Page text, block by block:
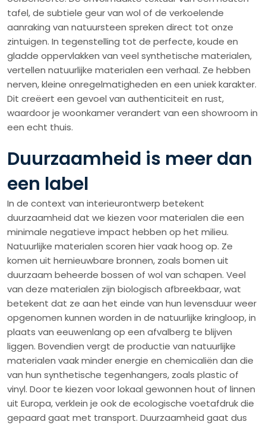
tafel, de subtiele geur van wol of de verkoelende
aanraking van natuursteen spreken direct tot onze
zintuigen. In tegenstelling tot de perfecte, koude en
gladde oppervlakken van veel synthetische materialen,
vertellen natuurlijke materialen een verhaal. Ze hebben
nerven, kleine onregelmatigheden en een uniek karakter.
Dit creëert een gevoel van authenticiteit en rust,
waardoor je woonkamer verandert van een showroom in
een echt thuis.
Duurzaamheid is meer dan
een label
In de context van interieurontwerp betekent
duurzaamheid dat we kiezen voor materialen die een
minimale negatieve impact hebben op het milieu.
Natuurlijke materialen scoren hier vaak hoog op. Ze
komen uit hernieuwbare bronnen, zoals bomen uit
duurzaam beheerde bossen of wol van schapen. Veel
van deze materialen zijn biologisch afbreekbaar, wat
betekent dat ze aan het einde van hun levensduur weer
opgenomen kunnen worden in de natuurlijke kringloop, in
plaats van eeuwenlang op een afvalberg te blijven
liggen. Bovendien vergt de productie van natuurlijke
materialen vaak minder energie en chemicaliën dan die
van hun synthetische tegenhangers, zoals plastic of
vinyl. Door te kiezen voor lokaal gewonnen hout of linnen
uit Europa, verklein je ook de ecologische voetafdruk die
gepaard gaat met transport. Duurzaamheid gaat dus